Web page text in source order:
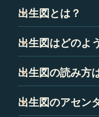
出生図とは？
出生図は、ネイタル
なたが生まれた瞬間
これらの記号の組み
ついて多くを語って
出生図はどのよ
出生図は、あなたが
づいて計算されます
出生図の読み方
出生図を読むことは
しれませんが、いく
出生図のアセン